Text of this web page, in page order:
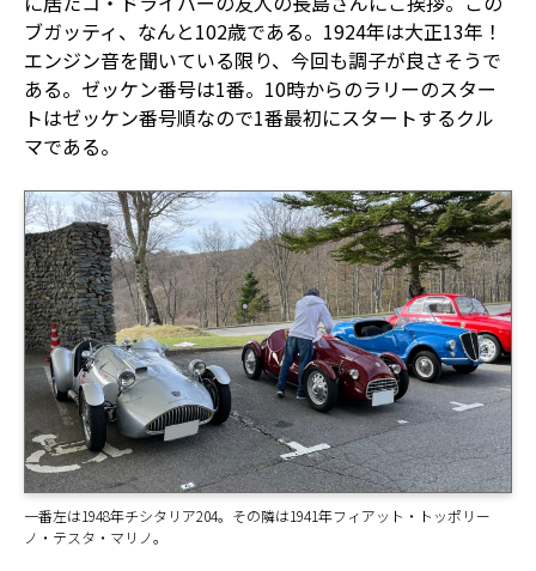
ブガッティ、なんと102歳である。1924年は大正13年！
エンジン音を聞いている限り、今回も調子が良さそうで
ある。ゼッケン番号は1番。10時からのラリーのスター
トはゼッケン番号順なので1番最初にスタートするクル
マである。
一番左は1948年チシタリア204。その隣は1941年フィアット・トッポリー
ノ・テスタ・マリノ。